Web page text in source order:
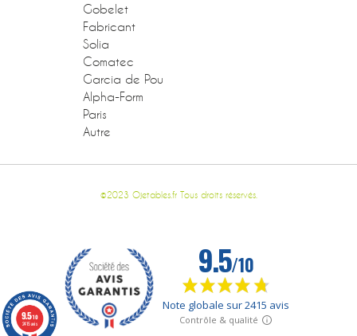
Gobelet
Fabricant
Solia
Comatec
Garcia de Pou
Alpha-Form
Paris
Autre
©2023 Ojetables.fr Tous droits réservés.
9.5/10
2415 avis